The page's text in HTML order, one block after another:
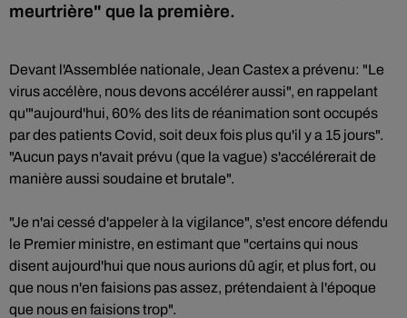
meurtrière" que la première.
Devant l'Assemblée nationale, Jean Castex a prévenu: "Le
virus accélère, nous devons accélérer aussi", en rappelant
qu'"aujourd'hui, 60% des lits de réanimation sont occupés
par des patients Covid, soit deux fois plus qu'il y a 15 jours".
"Aucun pays n'avait prévu (que la vague) s'accélérerait de
manière aussi soudaine et brutale".
"Je n'ai cessé d'appeler à la vigilance", s'est encore défendu
le Premier ministre, en estimant que "certains qui nous
disent aujourd'hui que nous aurions dû agir, et plus fort, ou
que nous n'en faisions pas assez, prétendaient à l'époque
que nous en faisions trop".